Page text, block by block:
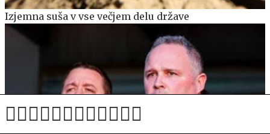
Izjemna suša v vse večjem delu države